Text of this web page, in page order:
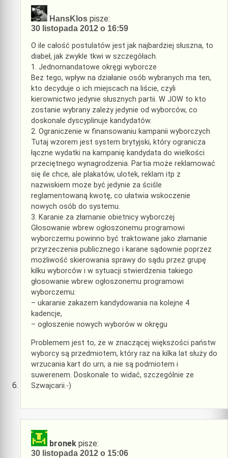
HansKlos pisze:
30 listopada 2012 o 16:59
O ile całość postulatów jest jak najbardziej słuszna, to
diabeł, jak zwykle tkwi w szczegółach.
1. Jednomandatowe okręgi wyborcze
Bez tego, wpływ na działanie osób wybranych ma ten,
kto decyduje o ich miejscach na liście, czyli
kierownictwo jedynie słusznych partii. W JOW to kto
zostanie wybrany zależy jedynie od wyborców, co
doskonale dyscyplinuje kandydatów.
2. Ograniczenie w finansowaniu kampanii wyborczych
Tutaj wzorem jest system brytyjski, który ogranicza
łączne wydatki na kampanię kandydata do wielkości
przeciętnego wynagrodzenia. Partia może reklamować
się ile chce, ale plakatów, ulotek, reklam itp z
nazwiskiem może być jedynie za ściśle
reglamentowaną kwotę, co ułatwia wskoczenie
nowych osób do systemu.
3. Karanie za złamanie obietnicy wyborczej
Głosowanie wbrew ogłoszonemu programowi
wyborczemu powinno być traktowane jako złamanie
przyrzeczenia publicznego i karane sądownie poprzez
możliwość skierowania sprawy do sądu przez grupę
kilku wyborców i w sytuacji stwierdzenia takiego
głosowanie wbrew ogłoszonemu programowi
wyborczemu:
– ukaranie zakazem kandydowania na kolejne 4
kadencje,
– ogłoszenie nowych wyborów w okręgu
Problemem jest to, że w znaczącej większości państw
wyborcy są przedmiotem, który raz na kilka lat służy do
wrzucania kart do urn, a nie są podmiotem i
suwerenem. Doskonale to widać, szczególnie ze
Szwajcarii.-)
bronek pisze:
30 listopada 2012 o 15:06